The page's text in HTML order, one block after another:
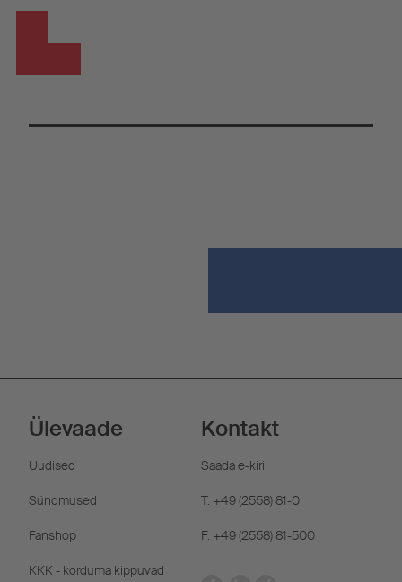
Ülevaade
Uudised
Sündmused
Fanshop
KKK - korduma kippuvad
Kontakt
Saada e-kiri
T: +49 (2558) 81-0
F: +49 (2558) 81-500